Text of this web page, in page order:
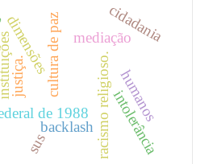
de 1988 racismo religioso.
cultura de paz
dimensões mediação
backlash
sus intolerância
humanos
justiça.
cidadania